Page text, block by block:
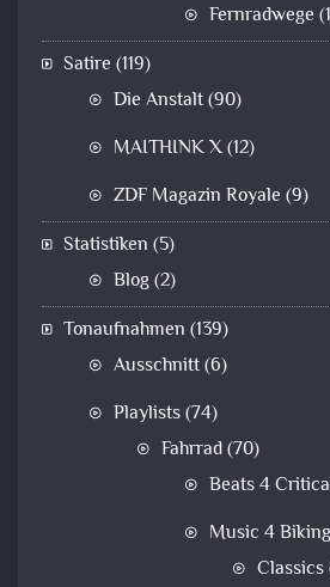
Fernradwege
Satire (119)
Die Anstalt(90)
MAITHINK X(12)
ZDF Magazin Royale (9)
Statistiken (5)
Blog(2)
Tonaufnahmen (139)
Ausschnitt(6)
Playlists(74)
Fahrrad(70)
Beats 4
Music 4 Biking
Classics